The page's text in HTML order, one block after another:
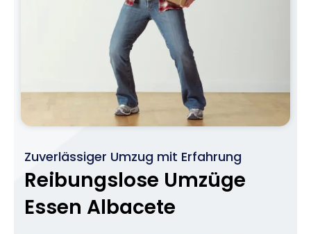
Zuverlässiger Umzug mit Erfahrung
Reibungslose Umzüge
Essen Albacete